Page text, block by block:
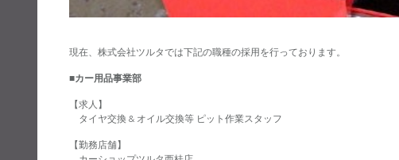
現在、株式会社ツルタでは下記の職種の採用を行っております。
■カー用品事業部
【求人】
タイヤ交換 & オイル交換等 ピット作業スタッフ
【勤務店舗】